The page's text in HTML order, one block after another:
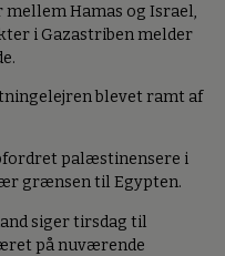
Hamas og Israel,
i Gazastriben melder
blevet ramt af
palæstinensere i
grænsen til Egypten.
siger tirsdag til
på nuværende